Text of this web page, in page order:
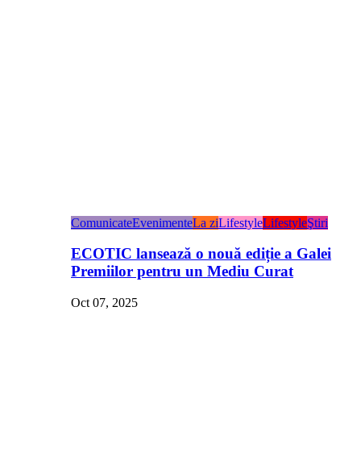
ComunicateEvenimenteLa ziLifestyleLifestyleŞtiri
ECOTIC lansează o nouă ediție a Galei
Premiilor pentru un Mediu Curat
Oct 07, 2025